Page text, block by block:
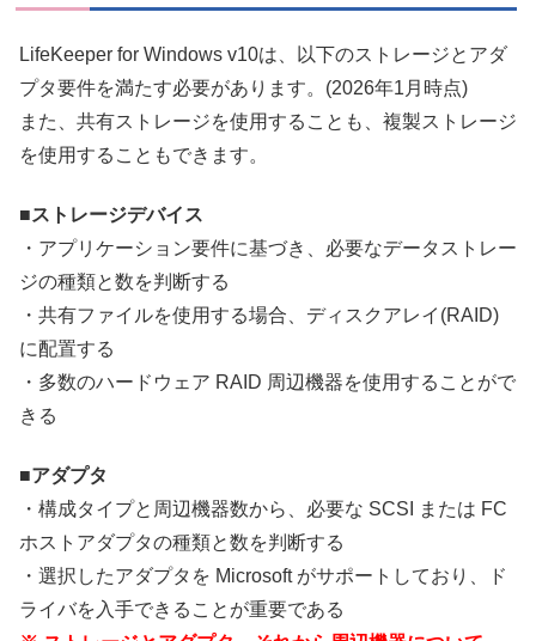
LifeKeeper for Windows v10は、以下のストレージとアダ
プタ要件を満たす必要があります。(2026年1月時点)
また、共有ストレージを使用することも、複製ストレージ
を使用することもできます。
■ストレージデバイス
・アプリケーション要件に基づき、必要なデータストレー
ジの種類と数を判断する
・共有ファイルを使用する場合、ディスクアレイ(RAID)
に配置する
・多数のハードウェア RAID 周辺機器を使用することがで
きる
■アダプタ
・構成タイプと周辺機器数から、必要な SCSI または FC
ホストアダプタの種類と数を判断する
・選択したアダプタを Microsoft がサポートしており、ド
ライバを入手できることが重要である